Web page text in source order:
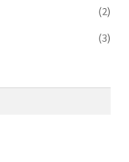
(2)
(3)